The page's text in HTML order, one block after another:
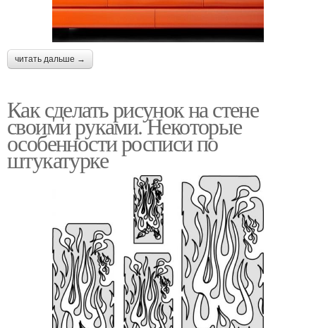
читать дальше →
Как сделать рисунок на стене
своими руками. Некоторые
особенности росписи по
штукатурке